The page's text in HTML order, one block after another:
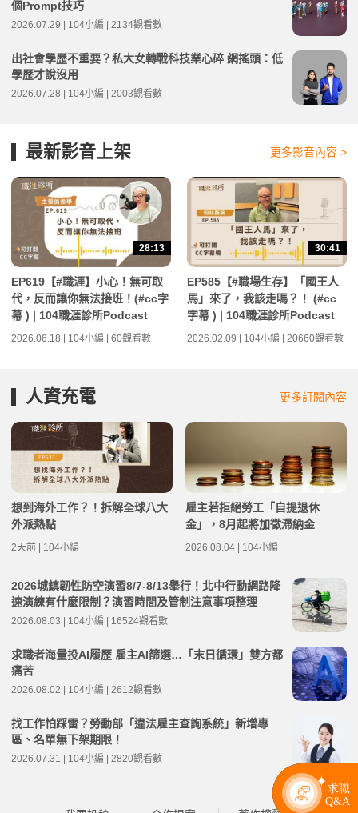
個Prompt技巧
2026.07.29 | 104小編 | 2134觀看數
出社會學歷不重要？私大女轉戰科技業心碎 網搖頭：低
學歷才說沒用
2026.07.28 | 104小編 | 2003觀看數
最新影音上架 更多影音內容 >
28:13
EP619【#職涯】小心！無可取
代，反而讓你無法接班！(#cc字
幕 ) | 104職涯診所Podcast
2026.06.18 | 104小編 | 60觀看數
30:41
EP585【#職場生存】「國王人
馬」來了，我該走嗎？！ (#cc
字幕 ) | 104職涯診所Podcast
2026.02.09 | 104小編 | 20660觀看數
人資充電 更多訂閱內容
想到海外工作？！拆解全球八大
外派熱點
2天前 | 104小編
雇主若拒絕勞工「自提退休
金」，8月起將加徵滯納金
2026.08.04 | 104小編
2026城鎮韌性防空演習8/7-8/13舉行！北中行動網路降
速演練有什麼限制？演習時間及管制注意事項整理
2026.08.03 | 104小編 | 16524觀看數
求職者海量投AI履歷 雇主AI篩選…「末日循環」雙方都
痛苦
2026.08.02 | 104小編 | 2612觀看數
找工作怕踩雷？勞動部「違法雇主查詢系統」新增專
區、名單無下架期限！
2026.07.31 | 104小編 | 2820觀看數